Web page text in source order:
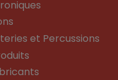
et Percussions